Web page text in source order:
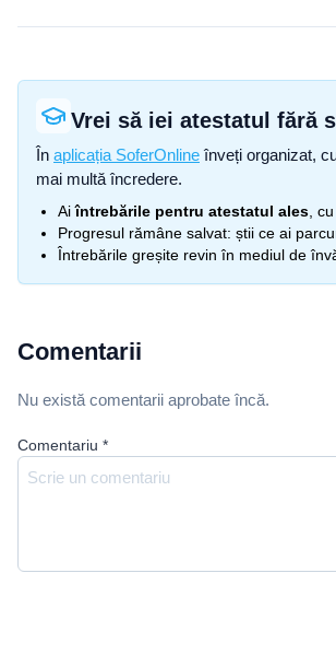
Vrei să iei atestatul fără
În aplicația SoferOnline înveți organizat,
mai multă încredere.
Aiîntrebările pentru atestatul ales ,
Progresul rămâne salvat: știi ce ai
Întrebările greșite revin în mediul de
Comentarii
Nu există comentarii aprobate încă.
Comentariu *